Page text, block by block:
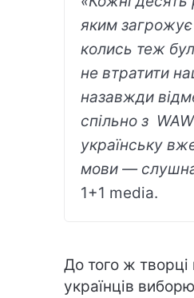
яким
колись теж
не втратити
назавжди
спільно з
українську
мови —
1+1 media.
До того ж творці
українців